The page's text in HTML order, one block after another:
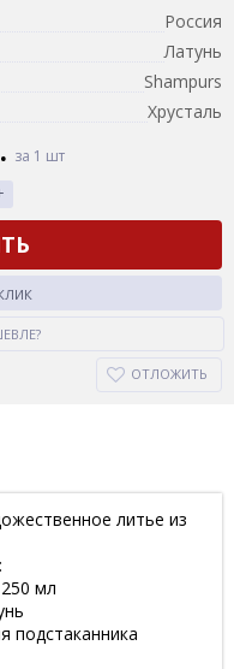
Россия
Латунь
Shampurs
Хрусталь
за 1 шт
ОТЛОЖИТЬ
литье из
мл
подстаканника